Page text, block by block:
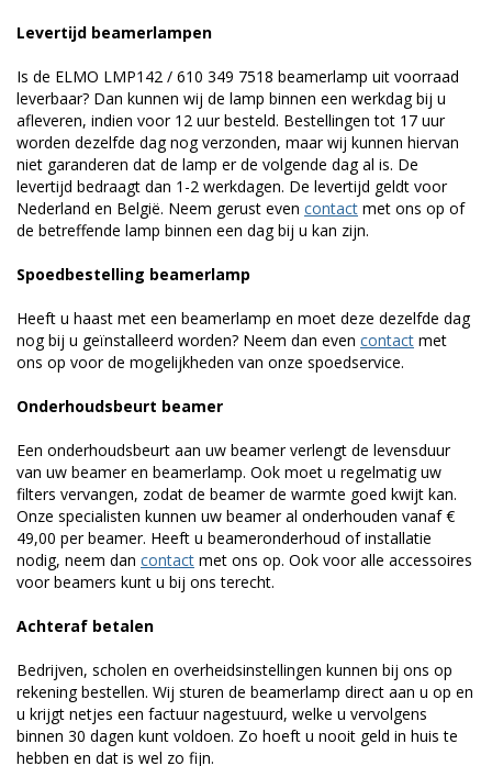
Levertijd beamerlampen
Is de ELMO LMP142 / 610 349 7518 beamerlamp uit voorraad
leverbaar? Dan kunnen wij de lamp binnen een werkdag bij u
afleveren, indien voor 12 uur besteld. Bestellingen tot 17 uur
worden dezelfde dag nog verzonden, maar wij kunnen hiervan
niet garanderen dat de lamp er de volgende dag al is. De
levertijd bedraagt dan 1-2 werkdagen. De levertijd geldt voor
Nederland en België. Neem gerust even contact met ons op of
de betreffende lamp binnen een dag bij u kan zijn.
Spoedbestelling beamerlamp
Heeft u haast met een beamerlamp en moet deze dezelfde dag
nog bij u geïnstalleerd worden? Neem dan even contact met
ons op voor de mogelijkheden van onze spoedservice.
Onderhoudsbeurt beamer
Een onderhoudsbeurt aan uw beamer verlengt de levensduur
van uw beamer en beamerlamp. Ook moet u regelmatig uw
filters vervangen, zodat de beamer de warmte goed kwijt kan.
Onze specialisten kunnen uw beamer al onderhouden vanaf €
49,00 per beamer. Heeft u beameronderhoud of installatie
nodig, neem dan contact met ons op. Ook voor alle accessoires
voor beamers kunt u bij ons terecht.
Achteraf betalen
Bedrijven, scholen en overheidsinstellingen kunnen bij ons op
rekening bestellen. Wij sturen de beamerlamp direct aan u op en
u krijgt netjes een factuur nagestuurd, welke u vervolgens
binnen 30 dagen kunt voldoen. Zo hoeft u nooit geld in huis te
hebben en dat is wel zo fijn.